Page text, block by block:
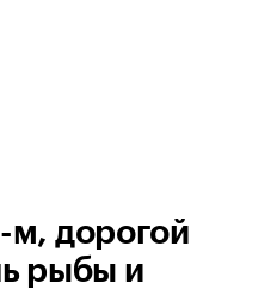
м, дорогой
рыбы и